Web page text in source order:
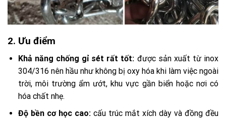
2. Ưu điểm
Khả năng chống gỉ sét rất tốt: được sản xuất từ inox
304/316 nên hầu như không bị oxy hóa khi làm việc ngoài
trời, môi trường ẩm ướt, khu vực gần biển hoặc nơi có
hóa chất nhẹ.
Độ bền cơ học cao:cấu trúc mắt xích dày và đồng đều